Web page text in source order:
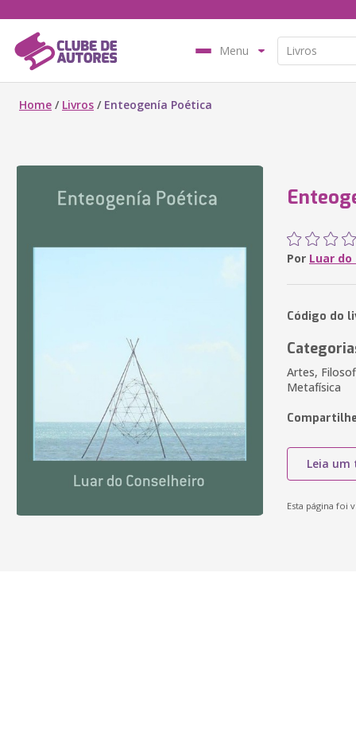
Menu
Home / Livros / Enteogenía Poética
Por Luar do
Código do
Artes,
Metafísica
Leia um
Esta página foi